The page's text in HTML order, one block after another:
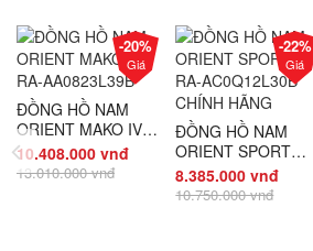
-20%
Giá
ĐỒNG HỒ NAM
ORIENT MAKO IV
RA-AA0823L39B
10.408.000 vnđ
13.010.000 vnđ
-22%
Giá
ĐỒNG HỒ NAM
ORIENT SPORT
RA-AC0Q12L30B
CHÍNH HÃNG
8.385.000 vnđ
10.750.000 vnđ